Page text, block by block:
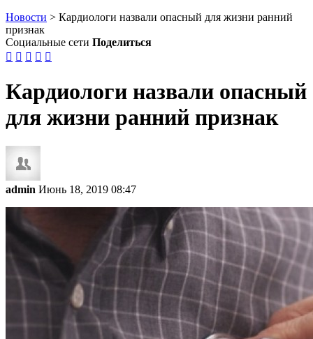
Новости > Кардиологи назвали опасный для жизни ранний
признак
Социальные сети Поделиться
    
Кардиологи назвали опасный
для жизни ранний признак
admin Июнь 18, 2019 08:47